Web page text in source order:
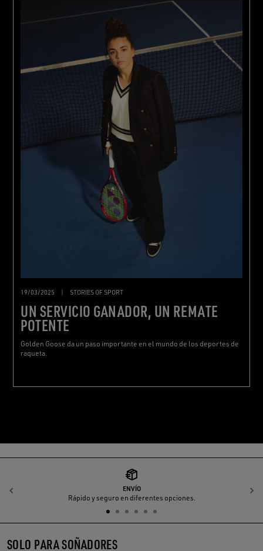
19/03/2025 STORIES OF SPORT
UN SERVICIO GANADOR, UN REMATE
POTENTE
Golden Goose da un paso importante en el mundo de los deportes de
raqueta.
ENVÍO
Rápido y seguro en diferentes opciones.
Anterior
SOLO PARA SOÑADORES